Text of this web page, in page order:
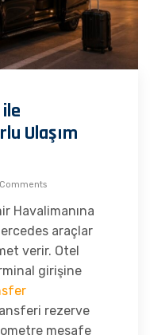
Ulaşım
Havalimanına
araçlar
verir. Otel
girişine
rezerve
mesafe